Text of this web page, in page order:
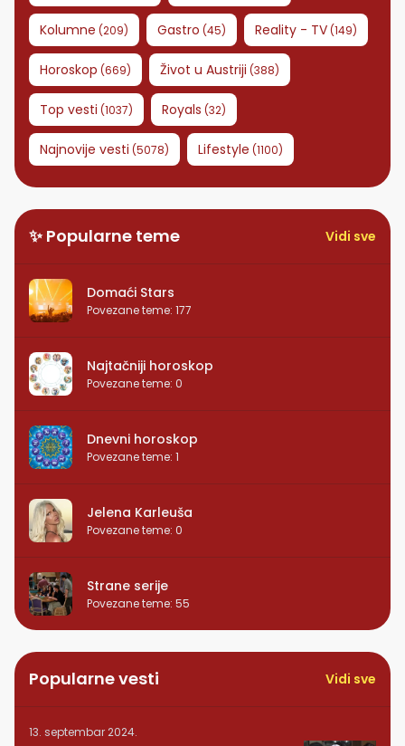
Kolumne (209) Gastro (45) Reality - TV(149)
Horoskop (669) Život u Austriji (388)
Top vesti (1037) Royals (32)
Najnovije vesti (5078) Lifestyle (1100)
✨ Popularne teme Vidi sve
Domaći Stars
Povezane teme: 177
Najtačniji horoskop
Povezane teme: 0
Dnevni horoskop
Povezane teme: 1
Jelena Karleuša
Povezane teme: 0
Strane serije
Povezane teme: 55
Popularne vesti Vidi sve
13. septembar 2024.